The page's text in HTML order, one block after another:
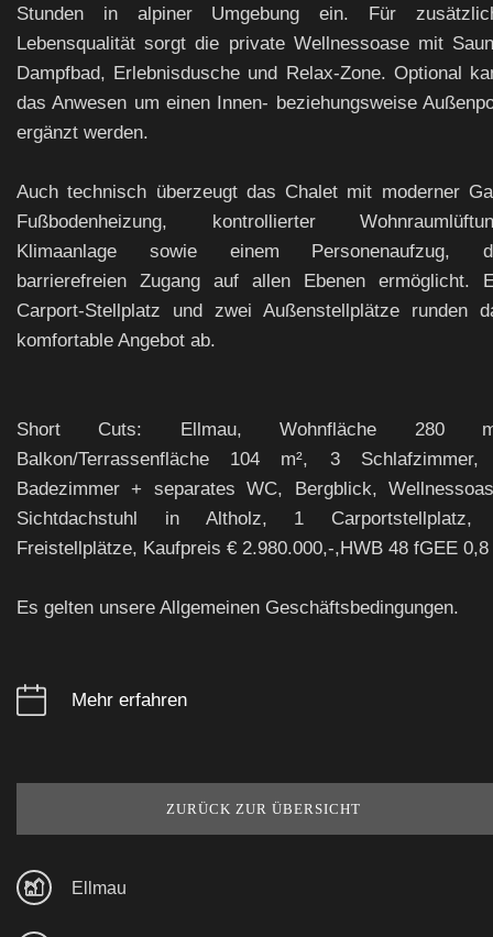
Stunden in alpiner Umgebung ein. Für
Lebensqualität sorgt die private Wellnessoase mit
Dampfbad, Erlebnisdusche und Relax-Zone. Optional
das Anwesen um einen Innen- beziehungsweise
ergänzt werden.
Auch technisch überzeugt das Chalet mit moderner
Fußbodenheizung, kontrollierter
Klimaanlage sowie einem Personenaufzug,
barrierefreien Zugang auf allen Ebenen ermöglicht.
Carport-Stellplatz und zwei Außenstellplätze runden
komfortable Angebot ab.
Short Cuts: Ellmau, Wohnfläche 280
Balkon/Terrassenfläche 104 m², 3
Badezimmer + separates WC, Bergblick,
Sichtdachstuhl in Altholz, 1
Freistellplätze, Kaufpreis € 2.980.000,-,HWB 48 fGEE 0,8
Es gelten unsere Allgemeinen Geschäftsbedingungen.
Mehr erfahren
ZURÜCK ZUR ÜBERSICHT
Ellmau